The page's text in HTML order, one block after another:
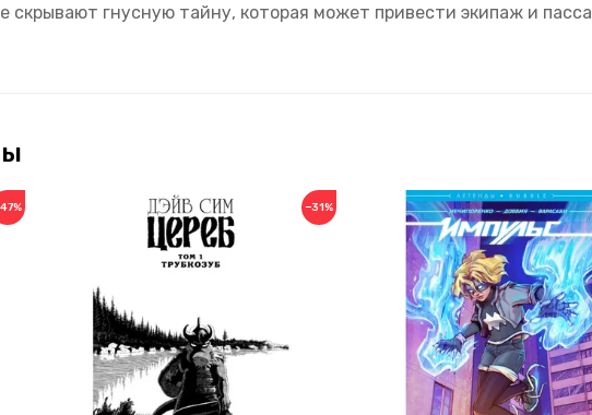
скрывают гнусную тайну, которая может привести экипаж и
−31%